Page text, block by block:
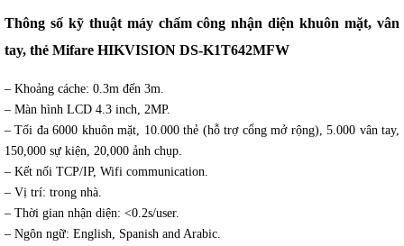
Thông số kỹ thuật máy chấm công nhận diện khuôn mặt, vân
tay, thẻ Mifare HIKVISION DS-K1T642MFW
– Khoảng cáche: 0.3m đến 3m.
– Màn hình LCD 4.3 inch, 2MP.
– Tối đa 6000 khuôn mặt, 10.000 thẻ (hỗ trợ cổng mở rộng), 5.000 vân tay,
150,000 sự kiện, 20,000 ảnh chụp.
– Kết nối TCP/IP, Wifi communication.
– Vị trí: trong nhà.
– Thời gian nhận diện: <0.2s/user.
– Ngôn ngữ: English, Spanish and Arabic.